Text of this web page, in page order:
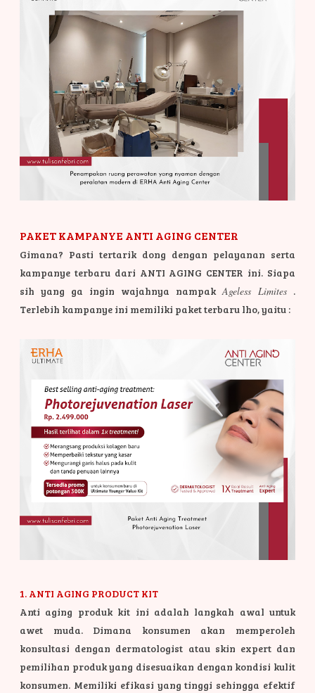
PAKET KAMPANYE ANTI AGING CENTER
Gimana? Pasti tertarik dong dengan pelayanan serta
kampanye terbaru dari ANTI AGING CENTER ini. Siapa
sih yang ga ingin wajahnya nampakAgeless Limites .
Terlebih kampanye ini memiliki paket terbaru lho, yaitu :
1. ANTI AGING PRODUCT KIT
Anti aging produk kit ini adalah langkah awal untuk
awet muda. Dimana konsumen akan memperoleh
konsultasi dengan dermatologist atau skin expert dan
pemilihan produk yang disesuaikan dengan kondisi kulit
konsumen. Memiliki efikasi yang tinggi sehingga efektif